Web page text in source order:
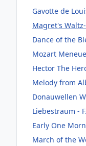
Gavotte de
Magret's
Dance of the
Mozart
Hector The
Melody from
Donauwellen
Liebestraum -
Early One
March of the